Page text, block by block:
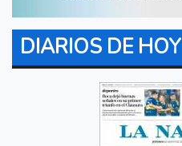
DIARIOS DE HOY